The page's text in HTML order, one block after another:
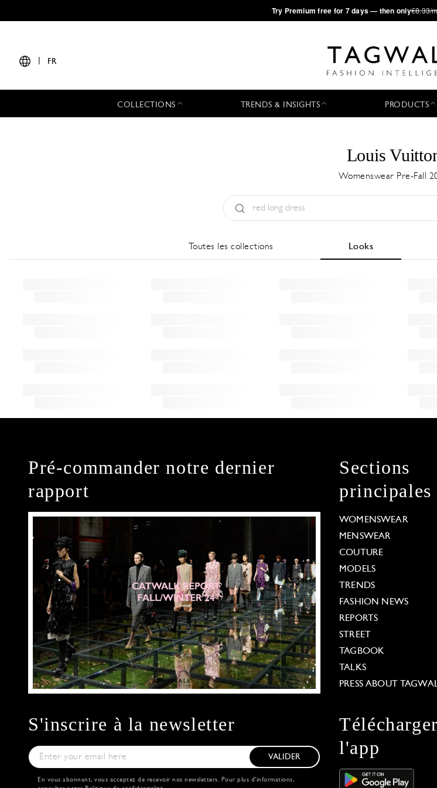
·Try Premium free for 7 days — then only€8.33/
FR
COLLECTIONS TRENDS & INSIGHTS PRODUCTS
Louis
Womenswear Pre-Fall
Toutes les collections Looks
Pré-commander notre dernier
rapport
Sections
principales
WOMENSWEAR
MENSWEAR
COUTURE
MODELS
TRENDS
FASHION NEWS
REPORTS
STREET
TAGBOOK
TALKS
PRESS ABOUT
S'inscrire à la newsletter
VALIDER
En vous abonnant, vous acceptez de recevoir nos newsletters. Pour plus d'informations,
Télécharger
l'app